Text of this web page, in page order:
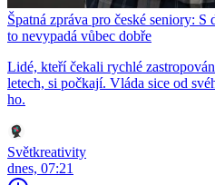
Špatná zpráva pro české seniory:
to nevypadá vůbec dobře
Lidé, kteří čekali rychlé
letech, si počkají. Vláda sice od
ho.
Světkreativity
dnes, 07:21